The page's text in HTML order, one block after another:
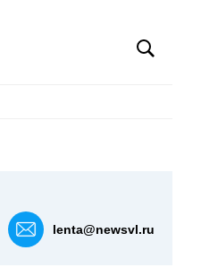
lenta@newsvl.ru